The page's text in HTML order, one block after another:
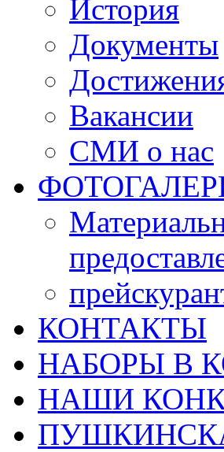
История
Документы
Вакансии
СМИ о нас
КОНТАКТЫ
НАБОРЫ В
НАШИ